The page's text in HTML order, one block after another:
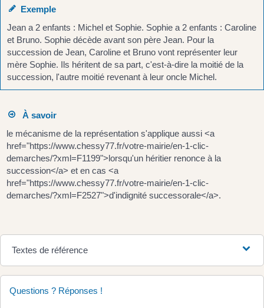
Exemple
Jean a 2 enfants : Michel et Sophie. Sophie a 2 enfants : Caroline
et Bruno. Sophie décède avant son père Jean. Pour la
succession de Jean, Caroline et Bruno vont représenter leur
mère Sophie. Ils héritent de sa part, c'est-à-dire la moitié de la
succession, l'autre moitié revenant à leur oncle Michel.
À savoir
le mécanisme de la représentation s'applique aussi <a
href="https://www.chessy77.fr/votre-mairie/en-1-clic-
demarches/?xml=F1199">lorsqu'un héritier renonce à la
succession</a> et en cas <a
href="https://www.chessy77.fr/votre-mairie/en-1-clic-
demarches/?xml=F2527">d'indignité successorale</a>.
Textes de référence
Questions ? Réponses !